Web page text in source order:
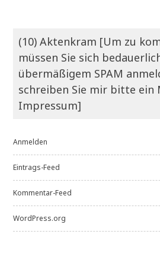
(10) Aktenkram [Um zu
müssen Sie sich
übermäßigem SPAM
schreiben Sie mir bitte ein
Impressum]
Anmelden
Eintrags-Feed
Kommentar-Feed
WordPress.org